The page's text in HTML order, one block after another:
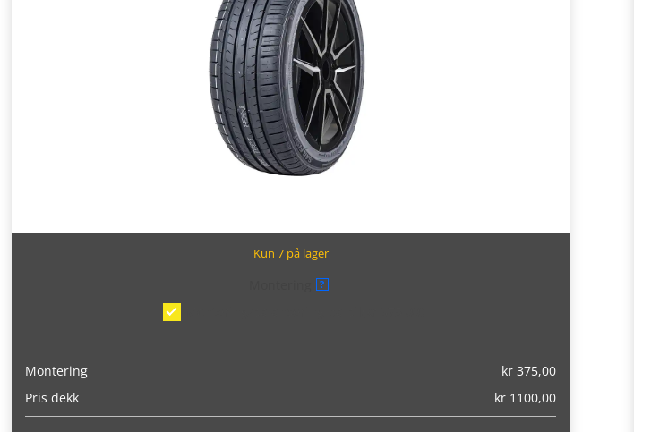
Kun 7 på lager
?
Montering kr 375,00
Pris dekk
kr 1100,00